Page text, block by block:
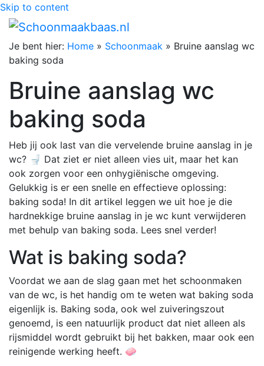
Skip to content
Je bent hier: Home » Schoonmaak » Bruine aanslag wc
baking soda
Bruine aanslag wc
baking soda
Heb jij ook last van die vervelende bruine aanslag in je
wc? 🚽 Dat ziet er niet alleen vies uit, maar het kan
ook zorgen voor een onhygiënische omgeving.
Gelukkig is er een snelle en effectieve oplossing:
baking soda! In dit artikel leggen we uit hoe je die
hardnekkige bruine aanslag in je wc kunt verwijderen
met behulp van baking soda. Lees snel verder!
Wat is baking soda?
Voordat we aan de slag gaan met het schoonmaken
van de wc, is het handig om te weten wat baking soda
eigenlijk is. Baking soda, ook wel zuiveringszout
genoemd, is een natuurlijk product dat niet alleen als
rijsmiddel wordt gebruikt bij het bakken, maar ook een
reinigende werking heeft. 🧼